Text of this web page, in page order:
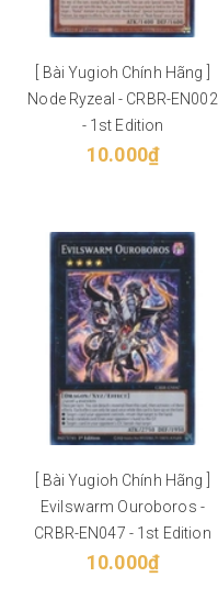
[ Bài Yugioh Chính Hãng ]
Node Ryzeal - CRBR-EN002
- 1st Edition
10.000₫
[ Bài Yugioh Chính Hãng ]
Evilswarm Ouroboros -
CRBR-EN047 - 1st Edition
10.000₫